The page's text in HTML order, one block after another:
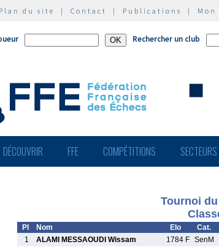
Plan du site | Contact | Publications | Mon
Rechercher un club
DÉCOUVRIR FFE COMPÉTITIONS SECTEURS
Tournoi
Pl Nom Elo Cat.
1
ALAMI MESSAOUDI Wissam 1784 F SenM